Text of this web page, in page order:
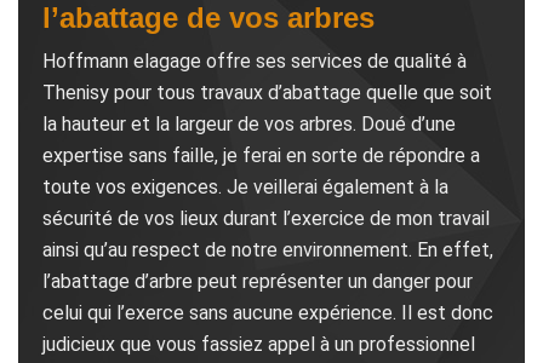
l’abattage de vos arbres
Hoffmann elagage offre ses services de qualité à
Thenisy pour tous travaux d’abattage quelle que soit
la hauteur et la largeur de vos arbres. Doué d’une
expertise sans faille, je ferai en sorte de répondre a
toute vos exigences. Je veillerai également à la
sécurité de vos lieux durant l’exercice de mon travail
ainsi qu’au respect de notre environnement. En effet,
l’abattage d’arbre peut représenter un danger pour
celui qui l’exerce sans aucune expérience. Il est donc
judicieux que vous fassiez appel à un professionnel